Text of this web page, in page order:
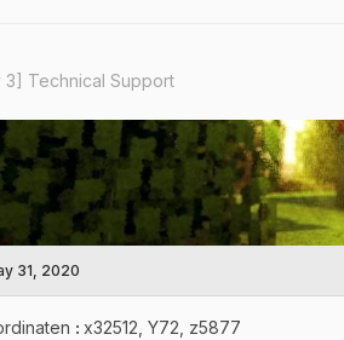
3] Technical Support
31, 2020
: x32512, Y72, z5877